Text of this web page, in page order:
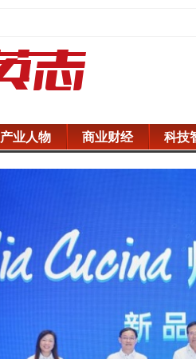
产业人物 商业财经 科技